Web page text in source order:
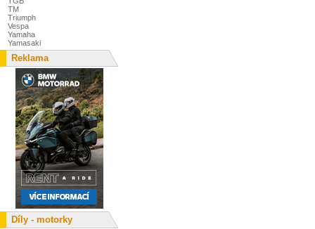
TM
Triumph
Vespa
Yamaha
Yamasaki
Reklama
Díly - motorky